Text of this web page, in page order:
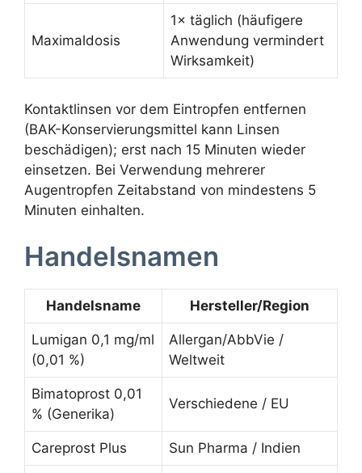
Maximaldosis
1× täglich (häufigere
Anwendung vermindert
Wirksamkeit)
Kontaktlinsen vor dem Eintropfen entfernen
(BAK-Konservierungsmittel kann Linsen
beschädigen); erst nach 15 Minuten wieder
einsetzen. Bei Verwendung mehrerer
Augentropfen Zeitabstand von mindestens 5
Minuten einhalten.
Handelsnamen
Handelsname Hersteller/Region
Lumigan 0,1 mg/ml
(0,01 %)
Allergan/AbbVie /
Weltweit
Bimatoprost 0,01
% (Generika)
Verschiedene / EU
Careprost Plus Sun Pharma / Indien